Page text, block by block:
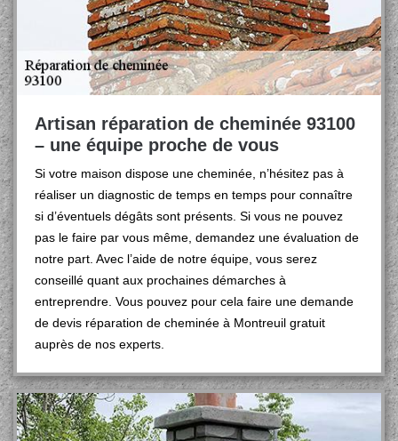
Artisan réparation de cheminée 93100
– une équipe proche de vous
Si votre maison dispose une cheminée, n’hésitez pas à
réaliser un diagnostic de temps en temps pour connaître
si d’éventuels dégâts sont présents. Si vous ne pouvez
pas le faire par vous même, demandez une évaluation de
notre part. Avec l’aide de notre équipe, vous serez
conseillé quant aux prochaines démarches à
entreprendre. Vous pouvez pour cela faire une demande
de devis réparation de cheminée à Montreuil gratuit
auprès de nos experts.